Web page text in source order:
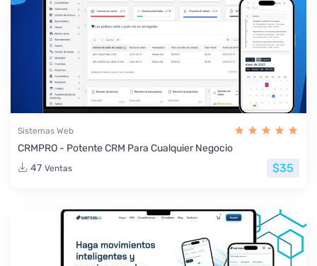
Sistemas Web
CRMPRO - Potente CRM Para Cualquier Negocio
47 Ventas $35